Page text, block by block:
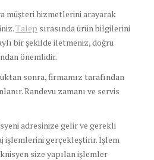
müşteri hizmetlerini arayarak
Talep sırasında ürün bilgilerini
bir şekilde iletmeniz, doğru
önemlidir.
sonra, firmamız tarafından
Randevu zamanı ve servis
adresinize gelir ve gerekli
işlemlerini gerçekleştirir. İşlem
size yapılan işlemler